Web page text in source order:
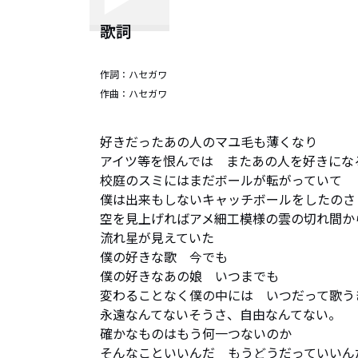
歌詞
作詞： ハセガワ
作曲： ハセガワ
好きだったあの人のマユ毛も薄くなり
アイツ等を恨んでは　またあの人を好きにな
校庭のスミにはまだボールが転がっていて
僕は出来もしないキャッチボールをしたのさ
空を見上げればアメ細工模様の雲の切れ間か
流れ星が見えていた
僕の好きな歌　今でも
僕の好きなあの娘　いつまでも
変わることなく僕の中には　いつだって歌
永遠なんてないそうさ、自由なんてない。
確かなものはもう何一つないのか
そんなこといいんだ　もうどうだっていいん